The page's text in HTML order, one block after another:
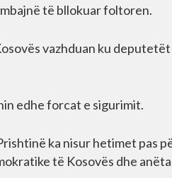
të bllokuar foltoren.
vazhduan ku
edhe forcat e sigurimit.
ka nisur hetimet pas
të Kosovës dhe